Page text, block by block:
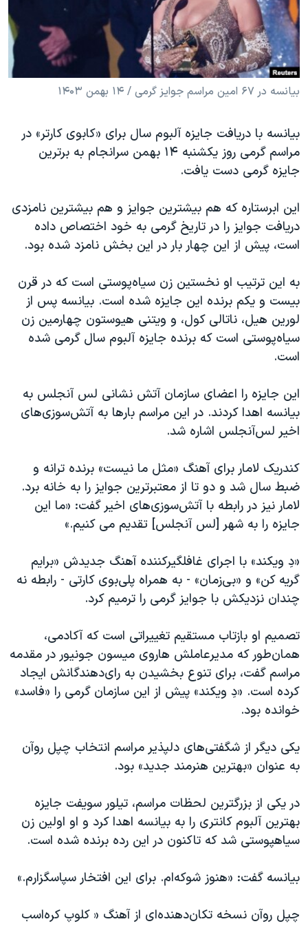
فرهنگ و زندگی
حقوق شهروندی
اقتصادی
علم و فناوری
گالری عکس
آرشیو پخش زنده
مستندها
انتخابات ریاست جمهوری آمریکا ۲۰۲۴
حمله جمهوری اسلامی به اسرائیل
رمز مهسا
اعتراضات زن، زندگی، آزادی
مجموعه مستندهای دادخواهی
دادگاه حمید نوری
چهل سال گروگان‌گیری
اعتراضات مردمی آبان ۹۸
اسرائیل در جنگ
نرگس محمدی برنده جایزه نوبل صلح
همایش محافظه‌کاران آمریکا «سی‌پک»
سفر پرزیدنت ترامپ به چین
دنبال کنید
بیانسه در ۶۷ امین مراسم جوایز گرمی / ۱۴ بهمن ۱۴۰۳
بیانسه با دریافت جایزه آلبوم سال برای «کابوی کارتر» در
مراسم گرمی روز یکشنبه ۱۴ بهمن سرانجام به برترین
جایزه گرمی دست یافت.
این ابرستاره که هم بیشترین جوایز و هم بیشترین نامزدی
دریافت جوایز را در تاریخ گرمی به خود اختصاص داده
است، پیش از این چهار بار در این بخش نامزد شده بود.
به این ترتیب او نخستین زن سیاه‌پوستی است که در قرن
بیست و یکم برنده این جایزه شده است. بیانسه پس از
لورین هیل، ناتالی کول، و ویتنی هیوستون چهارمین زن
سیاه‌پوستی است که برنده جایزه آلبوم سال گرمی شده
است.
این جایزه را اعضای سازمان آتش نشانی لس آنجلس به
بیانسه اهدا کردند. در این مراسم بارها به آتش‌سوزی‌های
اخیر لس‌آنجلس اشاره شد.
کندریک لامار برای آهنگ «مثل ما نیست» برنده ترانه و
ضبط سال شد و دو تا از معتبرترین جوایز را به خانه برد.
لامار نیز در رابطه با آتش‌سوزی‌های اخیر گفت: «ما این
جایزه را به شهر [لس آنجلس] تقدیم می کنیم.»
«دِ ویکند» با اجرای غافلگیرکننده آهنگ جدیدش «برایم
گریه کن» و «بی‌زمان» - به همراه پلی‌بوی کارتی - رابطه نه
چندان نزدیکش با جوایز گرمی را ترمیم کرد.
تصمیم او بازتاب مستقیم تغییراتی است که آکادمی،
همان‌طور که مدیرعاملش هاروی میسون جونیور در مقدمه
مراسم گفت، برای تنوع بخشیدن به رای‌دهندگانش ایجاد
کرده است. «دِ ویکند» پیش از این سازمان گرمی را «فاسد»
خوانده بود.
یکی دیگر از شگفتی‌های دلپذیر مراسم انتخاب چپل روآن
به عنوان «بهترین هنرمند جدید» بود.
در یکی از بزرگترین لحظات مراسم، تیلور سویفت جایزه
بهترین آلبوم کانتری را به بیانسه اهدا کرد و او اولین زن
سیاهپوستی شد که تاکنون در این رده برنده شده است.
بیانسه گفت: «هنوز شوکه‌ام. برای این افتخار سپاسگزارم.»
چپل روآن نسخه تکان‌دهنده‌ای از آهنگ « کلوپ کره‌اسب